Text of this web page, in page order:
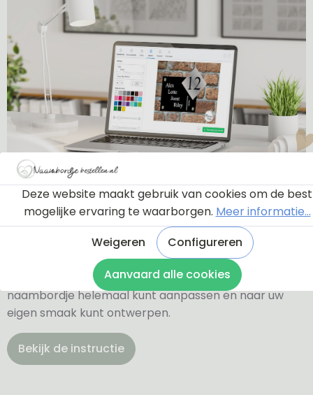
Ontwerptool
Via onderstaande knop komt u bij een instructie en
een tutorial die u een rondleiding geeft door de
ontwerptool. Hierdoor weet u precies hoe u zelf uw
naambordje helemaal kunt aanpassen en naar uw
eigen smaak kunt ontwerpen.
Bekijk de instructie
Deze website maakt gebruik van cookies om de best
mogelijke ervaring te waarborgen. Meer informatie...
Weigeren
Configureren
Aanvaard alle cookies